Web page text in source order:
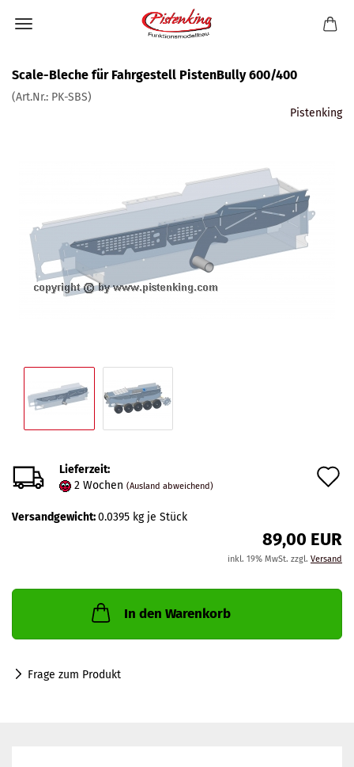
Scale-Bleche für Fahrgestell PistenBully 600/400
(Art.Nr.: PK-SBS)
Pistenking
Lieferzeit:
2 Wochen (Ausland abweichend)
Versandgewicht:0.0395 kg je Stück
89,00 EUR
inkl. 19% MwSt. zzgl. Versand
In den Warenkorb
Frage zum Produkt